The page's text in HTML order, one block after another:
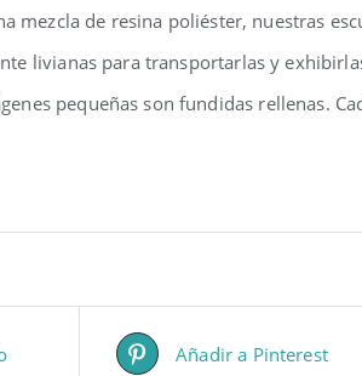
mezcla de resina poliéster, nuestras
livianas para transportarlas y
pequeñas son fundidas rellenas.
Añadir a Pinterest